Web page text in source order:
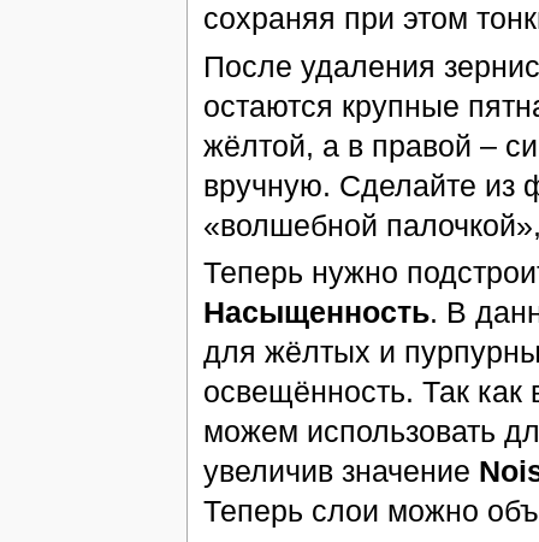
сохраняя при этом
После удаления
остаются крупные
жёлтой, а в правой –
вручную. Сделайте из
«волшебной
Теперь нужно
Насыщенность. В
для жёлтых и
освещённость. Так
можем использовать
увеличив значение
Теперь слои можно